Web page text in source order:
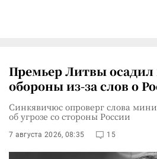
Премьер Литвы
обороны из-за слов о
Синкявичюс опроверг слова
об угрозе со стороны России
7 августа 2026, 08:35 15